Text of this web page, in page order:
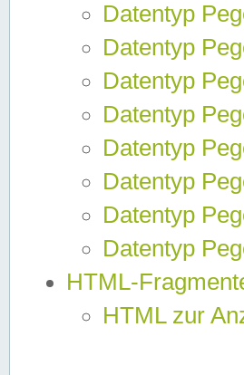
Datentyp
Datentyp
Datentyp
Datentyp
Datentyp
Datentyp
Datentyp
Datentyp
HTML-
HTML zur